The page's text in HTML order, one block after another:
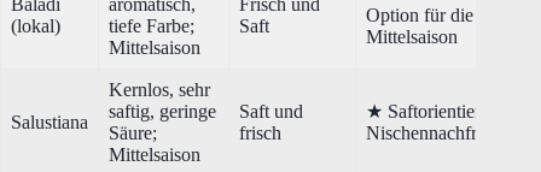
(lokal)
tiefe Farbe;
Mittelsaison
Saft
Option für die
Mittelsaison
Salustiana
Kernlos, sehr
saftig, geringe
Säure;
Mittelsaison
Saft und
frisch
★ Saftorientiert /
Nischennachfrage